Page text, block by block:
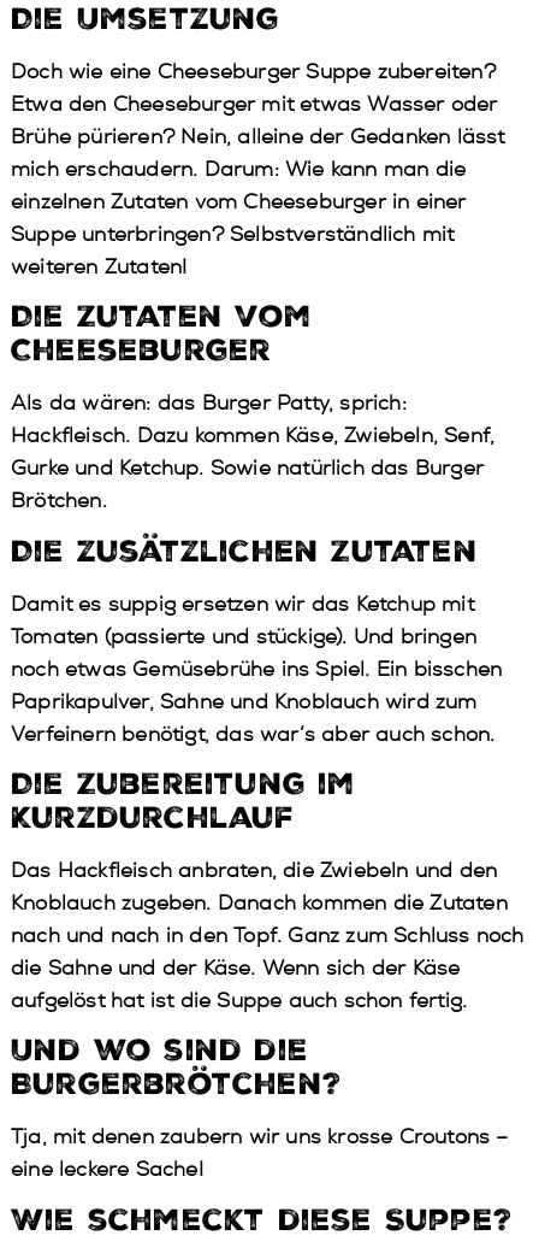
Die Umsetzung
Doch wie eine Cheeseburger Suppe zubereiten?
Etwa den Cheeseburger mit etwas Wasser oder
Brühe pürieren? Nein, alleine der Gedanken lässt
mich erschaudern. Darum: Wie kann man die
einzelnen Zutaten vom Cheeseburger in einer
Suppe unterbringen? Selbstverständlich mit
weiteren Zutaten!
Die Zutaten vom
Cheeseburger
Als da wären: das Burger Patty, sprich:
Hackfleisch. Dazu kommen Käse, Zwiebeln, Senf,
Gurke und Ketchup. Sowie natürlich das Burger
Brötchen.
Die zusätzlichen Zutaten
Damit es suppig ersetzen wir das Ketchup mit
Tomaten (passierte und stückige). Und bringen
noch etwas Gemüsebrühe ins Spiel. Ein bisschen
Paprikapulver, Sahne und Knoblauch wird zum
Verfeinern benötigt, das war’s aber auch schon.
Die Zubereitung im
Kurzdurchlauf
Das Hackfleisch anbraten, die Zwiebeln und den
Knoblauch zugeben. Danach kommen die Zutaten
nach und nach in den Topf. Ganz zum Schluss noch
die Sahne und der Käse. Wenn sich der Käse
aufgelöst hat ist die Suppe auch schon fertig.
Und wo sind die
Burgerbrötchen?
Tja, mit denen zaubern wir uns krosse Croutons –
eine leckere Sache!
Wie schmeckt diese Suppe?